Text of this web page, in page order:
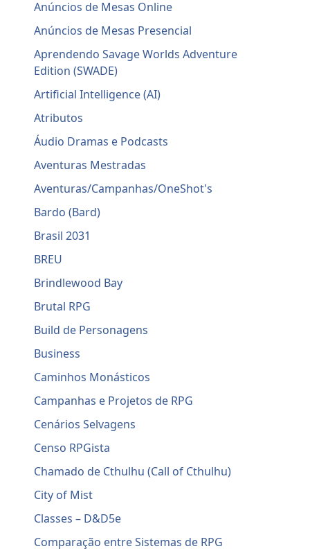
Anúncios de Mesas Online
Anúncios de Mesas Presencial
Aprendendo Savage Worlds Adventure
Edition (SWADE)
Artificial Intelligence (AI)
Atributos
Áudio Dramas e Podcasts
Aventuras Mestradas
Aventuras/Campanhas/OneShot's
Bardo (Bard)
Brasil 2031
BREU
Brindlewood Bay
Brutal RPG
Build de Personagens
Business
Caminhos Monásticos
Campanhas e Projetos de RPG
Cenários Selvagens
Censo RPGista
Chamado de Cthulhu (Call of Cthulhu)
City of Mist
Classes – D&D5e
Comparação entre Sistemas de RPG